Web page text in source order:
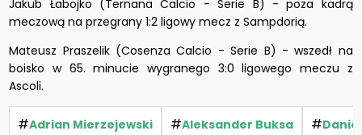
Jakub Łabojko (Ternana Calcio - Serie B) - poza kadrą
meczową na przegrany 1:2 ligowy mecz z Sampdorią.
Mateusz Praszelik (Cosenza Calcio - Serie B) - wszedł na
boisko w 65. minucie wygranego 3:0 ligowego meczu z
Ascoli.
#Adrian Mierzejewski #Aleksander Buksa #